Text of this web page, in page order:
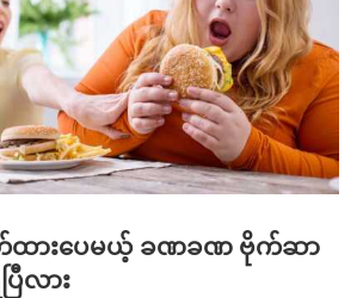
တ်ထားပေမယ့် ခဏခဏ ဗိုက်ဆာ
လား